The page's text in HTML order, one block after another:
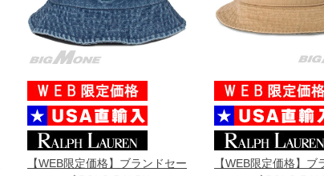
【WEB限定価格】ブランドセー
【WEB限定価格】ブ